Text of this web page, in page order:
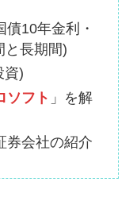
10年金利・
と長期間)
資)
ソフト 」を解
券会社の紹介